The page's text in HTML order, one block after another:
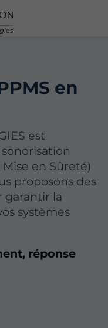
en
est
sonorisation
en Sûreté)
proposons des
garantir la
systèmes
réponse